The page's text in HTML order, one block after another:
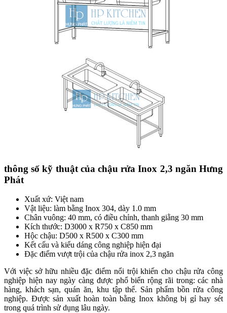
thông số kỹ thuật của chậu rửa Inox 2,3 ngăn Hưng
Phát
Xuất xứ: Việt nam
Vật liệu: làm bằng Inox 304, dày 1.0 mm
Chân vuông: 40 mm, có điều chỉnh, thanh giằng 30 mm
Kích thước: D3000 x R750 x C850 mm
Hộc chậu: D500 x R500 x C300 mm
Kết cấu và kiểu dáng công nghiệp hiện đại
Đặc điểm vượt trội của chậu rửa inox 2,3 ngăn
Với việc sở hữu nhiều đặc điểm nổi trội khiến cho chậu rửa công
nghiệp hiện nay ngày càng được phổ biến rộng rãi trong: các nhà
hàng, khách sạn, quán ăn, khu tập thể. Sản phẩm bồn rửa công
nghiệp. Được sản xuất hoàn toàn bằng Inox không bị gỉ hay sét
trong quá trình sử dụng lâu ngày.